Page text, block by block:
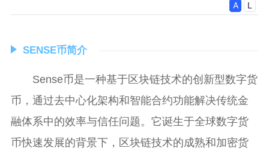
SENSE币简介
Sense币是一种基于区块链技术的创新型数字货
币，通过去中心化架构和智能合约功能解决传统金
融体系中的效率与信任问题。它诞生于全球数字货
币快速发展的背景下，区块链技术的成熟和加密货